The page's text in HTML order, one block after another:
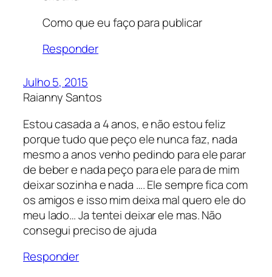
Como que eu faço para publicar
Responder
Julho 5, 2015
Raianny Santos
Estou casada a 4 anos, e não estou feliz
porque tudo que peço ele nunca faz, nada
mesmo a anos venho pedindo para ele parar
de beber e nada peço para ele para de mim
deixar sozinha e nada …. Ele sempre fica com
os amigos e isso mim deixa mal quero ele do
meu lado… Ja tentei deixar ele mas. Não
consegui preciso de ajuda
Responder